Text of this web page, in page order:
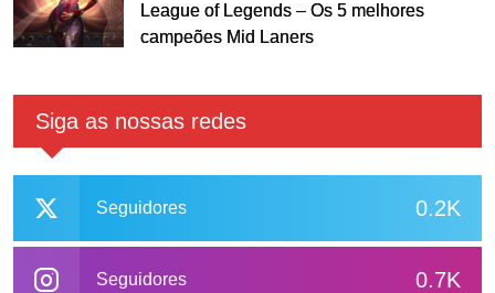
League of Legends – Os 5 melhores
campeões Mid Laners
Siga as nossas redes
0.2K
Seguidores
0.7K
Seguidores